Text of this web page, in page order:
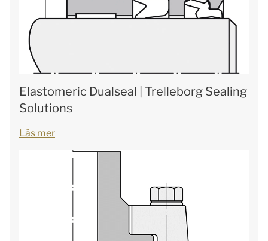
Elastomeric Dualseal | Trelleborg Sealing
Solutions
Läs mer